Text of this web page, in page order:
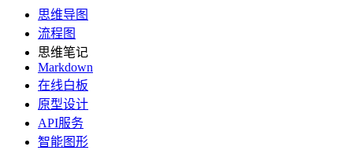
思维导图
流程图
思维笔记
Markdown
在线白板
原型设计
API服务
智能图形